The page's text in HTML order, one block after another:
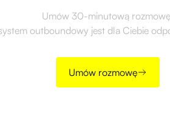
Umów 30-minutową
outboundowy jest dla Ciebie
Umów rozmowę